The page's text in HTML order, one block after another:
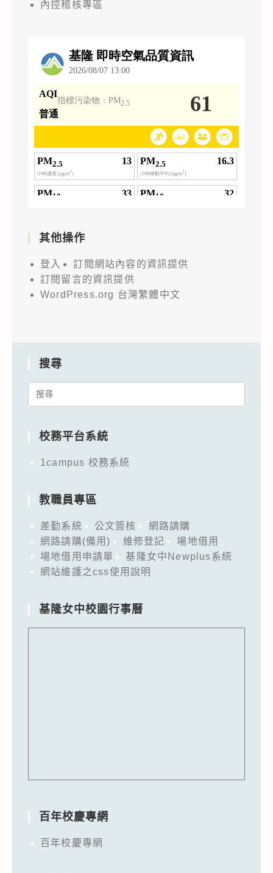
內控稽核專區
其他操作
登入
訂閱網站內容的資訊提供
訂閱留言的資訊提供
WordPress.org 台灣繁體中文
搜尋
Search
校務平台系統
1campus 校務系統
教職員專區
差勤系統 公文簽核
網路請購
網路請購(備用)
維修登記
場地借用
場地借用申請單
基隆女中Newplus系統
網站維護之css使用說明
基隆女中校園行事曆
百年校慶專網
百年校慶專網